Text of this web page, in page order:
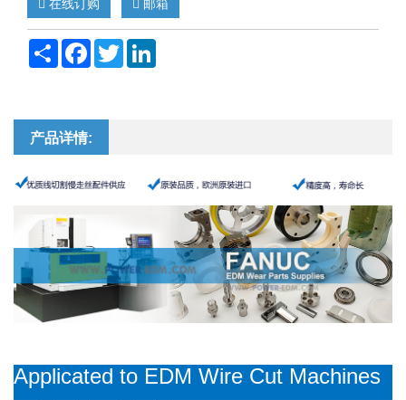
在线订购 邮箱
Share FacebookTwitter
产品详情:
Applicated to EDM Wire Cut Machines